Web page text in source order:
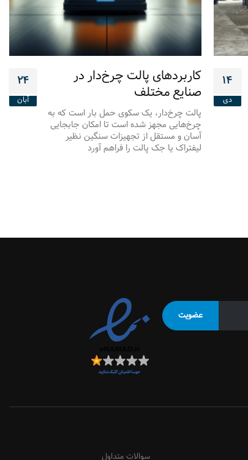
۱۴
دی
۲۴
آبان
کاربردهای پالت چرخ‌دار در
صنایع مختلف
پالت چرخ‌دار، یک سکوی حمل بار است که به
چرخ‌هایی مجهز شده است تا امکان جابجایی
آسان و مستقل از تجهیزات سنگین نظیر
لیفتراک یا جک پالت را فراهم آورد
سوالات متداول